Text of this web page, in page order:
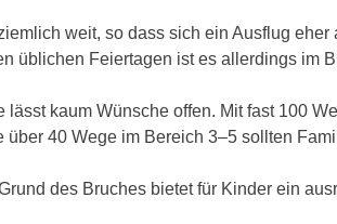
weit, so dass sich ein Ausflug eher
üblichen Feiertagen ist es allerdings im
lässt kaum Wünsche offen. Mit fast 100
über 40 Wege im Bereich 3–5 sollten
des Bruches bietet für Kinder ein